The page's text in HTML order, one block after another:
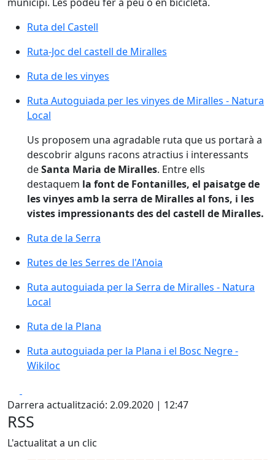
Ruta del Castell
Ruta del Castell
Ruta-Joc del castell de Miralles
Ruta-Joc del castell de Miralles
Ruta de les vinyes
Ruta de les vinyes
Ruta Autoguiada per les vinyes de Miralles - Natura
Ruta Autoguiada per les vinyes de Miralles - Natura
Local
Us proposem una agradable ruta que us portarà a
descobrir alguns racons atractius i interessants
deSanta Maria de Miralles. Entre ells
destaquem la font de Fontanilles, el paisatge de
les vinyes amb la serra de Miralles al fons, i les
vistes impressionants des del castell de Miralles.
Ruta de la Serra
Ruta de la Serra
Rutes de les Serres de l'Anoia
Rutes de les Serres de l'Anoia
Ruta autoguiada per la Serra de Miralles - Natura
Local
Ruta de la Plana
Ruta autoguiada per la Plana i el Bosc Negre -
Wikiloc
Darrera actualització: 2.09.2020 | 12:47
RSS
L'actualitat a un clic